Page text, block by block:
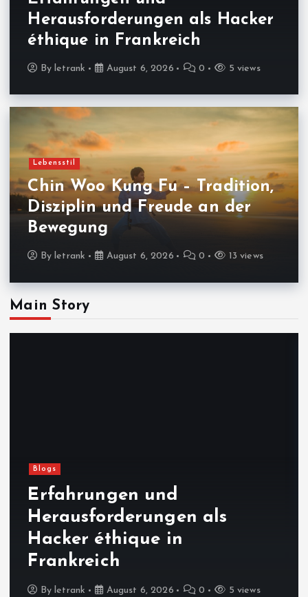
Herausforderungen als Hacker
éthique in Frankreich
By letrank August 6, 2026 0 5 views
Lebensstil
Chin Woo Kung Fu – Tradition,
Disziplin und Freude an der
Bewegung
Byletrank August 6, 2026 0 13 views
Main Story
Blogs
Erfahrungen und
Herausforderungen als
Hacker éthique in
Frankreich
Byletrank August 6, 2026 0 5 views